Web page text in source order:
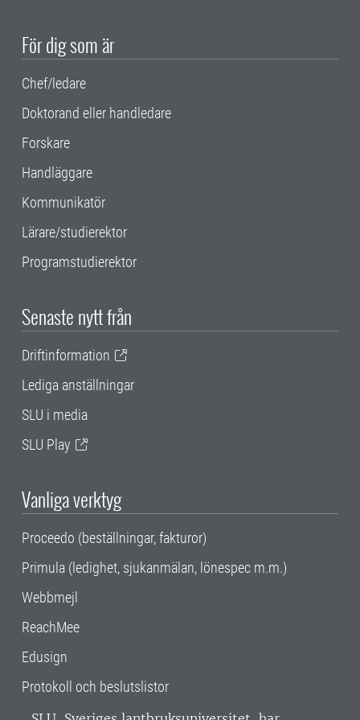
För dig som är
Chef/ledare
Doktorand eller handledare
Forskare
Handläggare
Kommunikatör
Lärare/studierektor
Programstudierektor
Senaste nytt från
Driftinformation
Lediga anställningar
SLU i media
SLU Play
Vanliga verktyg
Proceedo (beställningar, fakturor)
Primula (ledighet, sjukanmälan, lönespec m.m.)
Webbmejl
ReachMee
Edusign
Protokoll och beslutslistor